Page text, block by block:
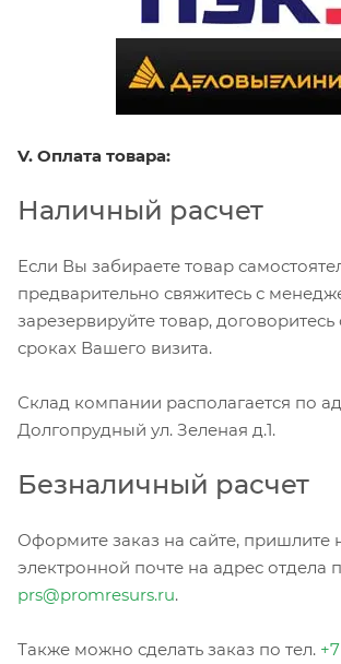
V. Оплата товара:
Наличный расчет
Если Вы забираете товар
предварительно свяжитесь с
зарезервируйте товар,
сроках Вашего визита.
Склад компании располагается по
Долгопрудный ул. Зеленая д.1.
Безналичный расчет
Оформите заказ на сайте, пришлите
электронной почте на адрес отдела
prs@promresurs.ru.
Также можно сделать заказ по тел.